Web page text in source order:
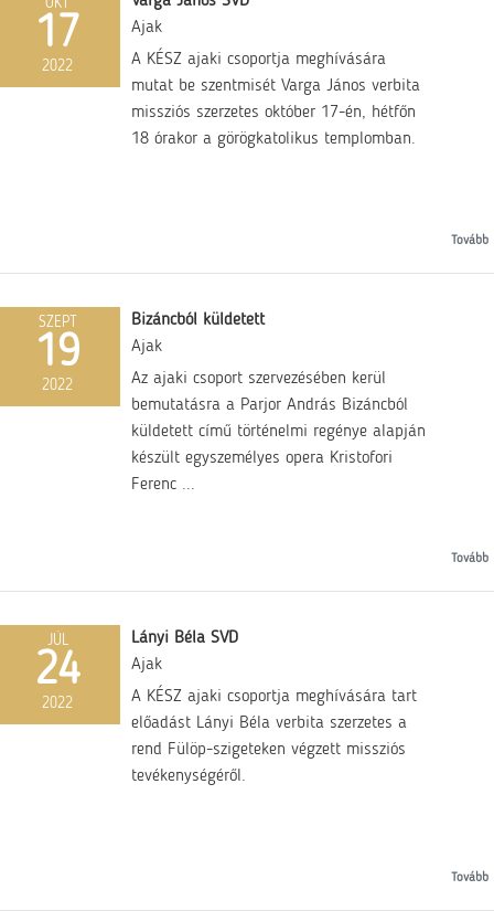
OKT
17
2022
Ajak
A KÉSZ ajaki csoportja meghívására
mutat be szentmisét Varga János verbita
missziós szerzetes október 17-én, hétfőn
18 órakor a görögkatolikus templomban.
Tovább
SZEPT
19
2022
Bizáncból küldetett
Ajak
Az ajaki csoport szervezésében kerül
bemutatásra a Parjor András Bizáncból
küldetett című történelmi regénye alapján
készült egyszemélyes opera Kristofori
Ferenc ...
Tovább
JÚL
24
2022
Lányi Béla SVD
Ajak
A KÉSZ ajaki csoportja meghívására tart
előadást Lányi Béla verbita szerzetes a
rend Fülöp-szigeteken végzett missziós
tevékenységéről.
Tovább